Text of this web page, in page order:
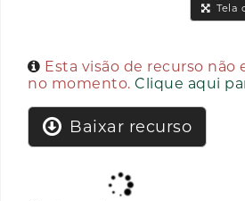
Tela
Esta visão de recurso não
no momento. Clique aqui
Baixar recurso